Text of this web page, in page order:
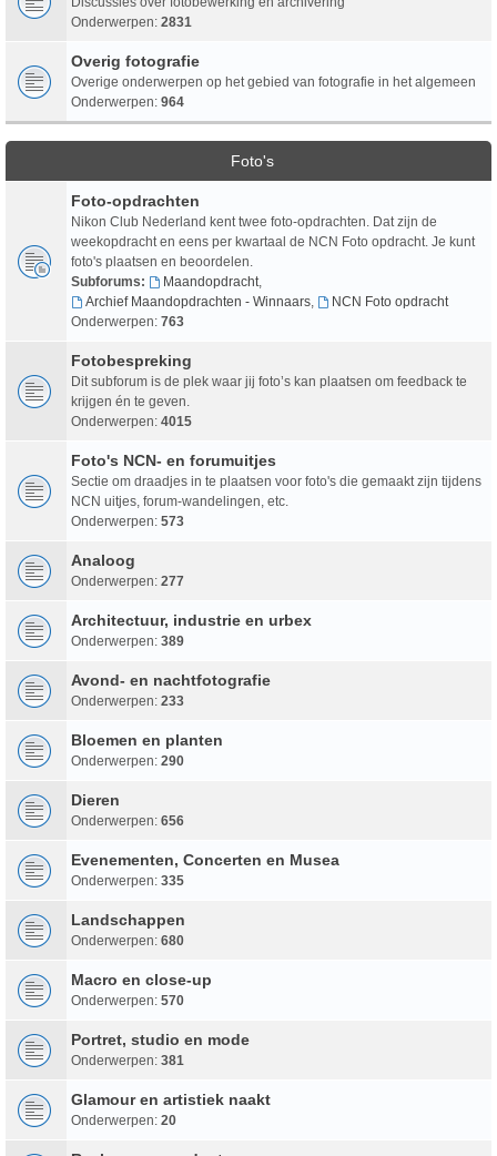
Onderwerpen: 2831
Overig fotografie
Overige onderwerpen op het gebied van fotografie in het algemeen
Onderwerpen: 964
Foto's
Foto-opdrachten
Nikon Club Nederland kent twee foto-opdrachten. Dat zijn de
weekopdracht en eens per kwartaal de NCN Foto opdracht. Je kunt
foto's plaatsen en beoordelen.
Subforums:
Maandopdracht,
Archief Maandopdrachten - Winnaars,
NCN Foto opdracht
Onderwerpen: 763
Fotobespreking
Dit subforum is de plek waar jij foto’s kan plaatsen om feedback te
krijgen én te geven.
Onderwerpen: 4015
Foto's NCN- en forumuitjes
Sectie om draadjes in te plaatsen voor foto's die gemaakt zijn tijdens
NCN uitjes, forum-wandelingen, etc.
Onderwerpen: 573
Analoog
Onderwerpen: 277
Architectuur, industrie en urbex
Onderwerpen: 389
Avond- en nachtfotografie
Onderwerpen: 233
Bloemen en planten
Onderwerpen: 290
Dieren
Onderwerpen: 656
Evenementen, Concerten en Musea
Onderwerpen: 335
Landschappen
Onderwerpen: 680
Macro en close-up
Onderwerpen: 570
Portret, studio en mode
Onderwerpen: 381
Glamour en artistiek naakt
Onderwerpen: 20